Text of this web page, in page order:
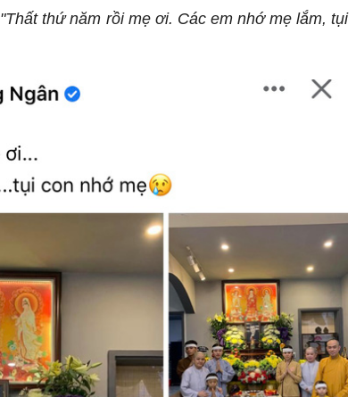
"Thất thứ năm rồi mẹ ơi. Các em nhớ mẹ lắm, tụi